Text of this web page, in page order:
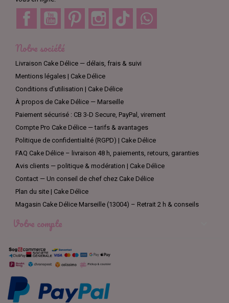
Facebook YouTube Pinterest Instagram TikTok
Notre société
Livraison Cake Délice — délais, frais & suivi
Mentions légales | Cake Délice
Conditions d’utilisation | Cake Délice
À propos de Cake Délice — Marseille
Paiement sécurisé : CB 3-D Secure, PayPal, virement
Compte Pro Cake Délice — tarifs & avantages
Politique de confidentialité (RGPD) | Cake Délice
FAQ Cake Délice – livraison 48 h, paiements, retours, garanties
Avis clients — politique & modération | Cake Délice
Contact — Un conseil de chef chez Cake Délice
Plan du site | Cake Délice
Magasin Cake Délice Marseille (13004) – Retrait 2 h & conseils
Votre compte